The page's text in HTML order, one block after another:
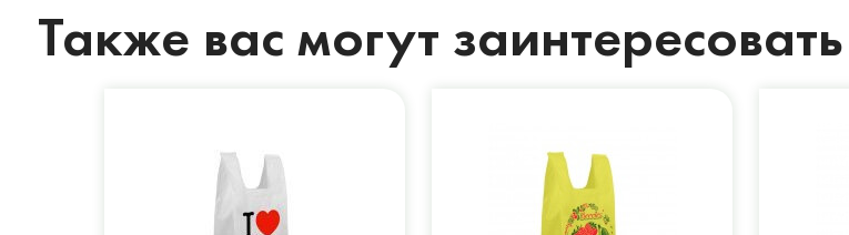
Также вас могут заинтересовать